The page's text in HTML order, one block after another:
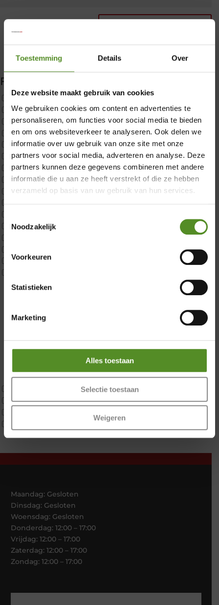
Toestemming Details Over
Deze website maakt gebruik van cookies
We gebruiken cookies om content en advertenties te
personaliseren, om functies voor social media te bieden
en om ons websiteverkeer te analyseren. Ook delen we
informatie over uw gebruik van onze site met onze
partners voor social media, adverteren en analyse. Deze
partners kunnen deze gegevens combineren met andere
informatie die u aan ze heeft verstrekt of die ze hebben
verzameld op basis van uw gebruik van hun services.
Toestemmingsselectie
Noodzakelijk
Voorkeuren
Statistieken
Marketing
Alles toestaan
Selectie toestaan
Weigeren
Filter producten
Uncategorized
2x p650 1pers
Custom
CustomBoxspring
ErkendMatras 1 Pers
ErkendMatras 2 Pers
ErkendMatras twijfelaar product
Matrassen
Matrastopper 10cm
p350 twijfelaar
P650 Twijfelaar
Maatvoering
2 personen split
Materiaal
Traagschuim
Tweepersoons 1 kern
Tweepersoons 1 kern product
Webshop Only Collectie
Maandag: Gesloten
Dinsdag: Gesloten
Woensdag: Gesloten
Donderdag: 12:00 – 17:00
Vrijdag: 12:00 – 17:00
Zaterdag: 12:00 – 17:00
Zondag: 12:00 – 17:00
Donderdag 12:00 – 17:00
Zaterdag 12:00 – 17:00
×